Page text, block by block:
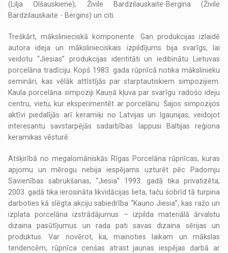
(Lilja Olšauskienė), Živile Bardzilauskaite-Bergina (Živilė
Bardzilauskaitė - Bergins) un citi.
Treškārt, mākslinieciskā komponente. Gan produkcijas izlaidē
autora ideja un mākslinieciskais izpildījums bija svarīgs, lai
veidotu “Jiesias” produkcijas identitāti un iedibinātu Lietuvas
porcelāna tradīciju. Kopš 1983. gada rūpnīcā notika mākslinieku
semināri, kas vēlāk attīstījās par starptautiskiem simpozijiem.
Kaula porcelāna simpoziji Kauņā kļuva par svarīgu radošo ideju
centru, vietu, kur eksperimentēt ar porcelānu. Šajos simpozijos
aktīvi piedalījās arī keramiķi no Latvijas un Igaunijas, veidojot
interesantu savstarpējās sadarbības lappusi Baltijas reģiona
keramikas vēsturē.
Atšķirībā no megalomāniskās Rīgas Porcelāna rūpnīcas, kuras
apjomu un mērogu nebija iespējams uzturēt pēc Padomju
Savienības sabrukšanas, “Jiesia” 1993. gadā tika privatizēta,
2003. gadā tika ierosināta likvidācijas lieta, taču šobrīd tā turpina
darboties kā slēgta akciju sabiedrība “Kauno Jiesia”, kas ražo un
izplata porcelāna izstrādājumus – izpilda materiālā ārvalstu
dizaina pasūtījumus un rada pati savas dizaina sērijas un
produktus. Var novērot, ka, mainoties laikam un mākslas
tendencēm, rūpnīca cenšas atrast jaunas iespējas darbā ar